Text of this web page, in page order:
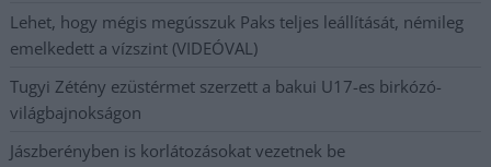
Lehet, hogy mégis megússzuk Paks teljes leállítását, némileg
emelkedett a vízszint (VIDEÓVAL)
Tugyi Zétény ezüstérmet szerzett a bakui U17-es birkózó-
világbajnokságon
Jászberényben is korlátozásokat vezetnek be